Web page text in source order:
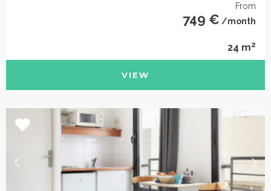
From
749 € /month
24 m2
VIEW